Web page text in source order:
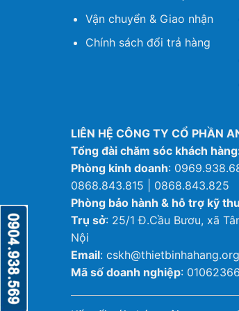
Vận chuyển & Giao nhận
Chính sách đổi trả hàng
LIÊN HỆ CÔNG TY CỔ PHẦN
Tổng đài chăm sóc khách
Phòng kinh doanh:
0868.843.815 | 0868.843.825
Phòng bảo hành & hỗ trợ kỹ
Trụ sở: 25/1 Đ.Cầu Bươu, xã
Nội
Email:
Mã số doanh nghiệp: